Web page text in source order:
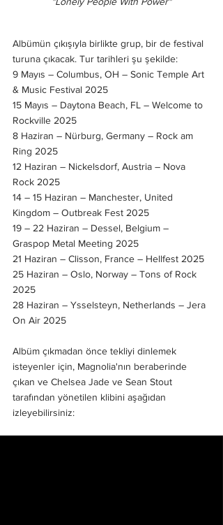
Albümün çıkışıyla birlikte grup, bir de festival
turuna çıkacak. Tur tarihleri şu şekilde:
9 Mayıs – Columbus, OH – Sonic Temple Art
& Music Festival 2025
15 Mayıs – Daytona Beach, FL – Welcome to
Rockville 2025
8 Haziran – Nürburg, Germany – Rock am
Ring 2025
12 Haziran – Nickelsdorf, Austria – Nova
Rock 2025
14 – 15 Haziran – Manchester, United
Kingdom – Outbreak Fest 2025
19 – 22 Haziran – Dessel, Belgium –
Graspop Metal Meeting 2025
21 Haziran – Clisson, France – Hellfest 2025
25 Haziran – Oslo, Norway – Tons of Rock
2025
28 Haziran – Ysselsteyn, Netherlands – Jera
On Air 2025
Albüm çıkmadan önce tekliyi dinlemek
isteyenler için, Magnolia'nın beraberinde
çıkan ve Chelsea Jade ve Sean Stout
tarafından yönetilen klibini aşağıdan
izleyebilirsiniz: